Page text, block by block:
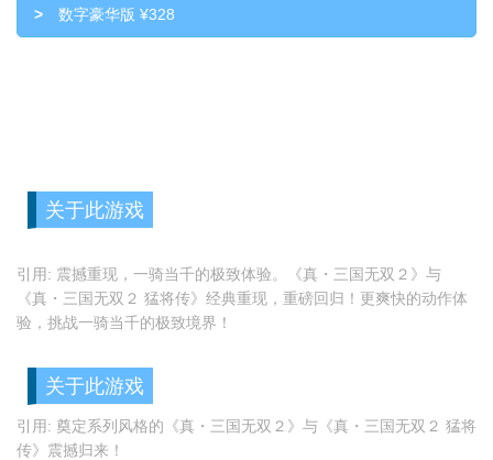
> 数字豪华版 ¥328
关于此游戏
引用: 震撼重现，一骑当千的极致体验。《真・三国无双２》与
《真・三国无双２ 猛将传》经典重现，重磅回归！更爽快的动作体
验，挑战一骑当千的极致境界！
关于此游戏
引用: 奠定系列风格的《真・三国无双２》与《真・三国无双２ 猛将
传》震撼归来！